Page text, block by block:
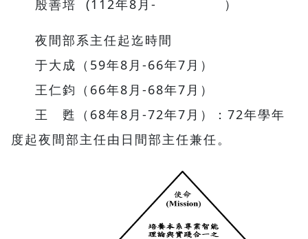
殷善培 (112年8月- ）
夜間部系主任起迄時間
于大成（59年8月-66年7月）
王仁鈞（66年8月-68年7月）
王 甦（68年8月-72年7月）：72年學年
度起夜間部主任由日間部主任兼任。